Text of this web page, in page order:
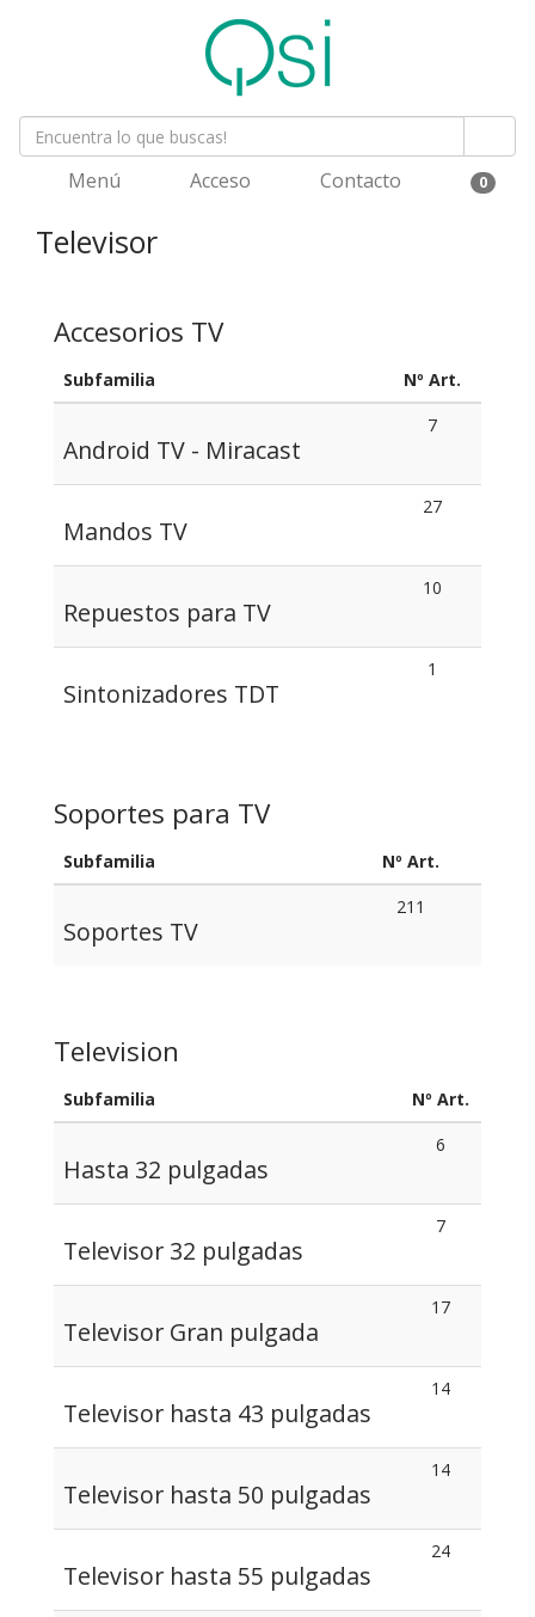
Menú Acceso Contacto 0
Televisor
Accesorios TV
Subfamilia Nº Art.
Android TV - Miracast
7
Mandos TV
27
Repuestos para TV
10
Sintonizadores TDT
1
Soportes para TV
Subfamilia Nº Art.
Soportes TV
211
Television
Subfamilia Nº Art.
Hasta 32 pulgadas
6
Televisor 32 pulgadas
7
Televisor Gran pulgada
17
Televisor hasta 43 pulgadas
14
Televisor hasta 50 pulgadas
14
Televisor hasta 55 pulgadas
24